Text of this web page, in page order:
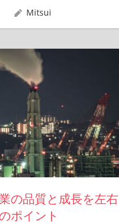
Mitsui
の品質と成長を左右
ポイント